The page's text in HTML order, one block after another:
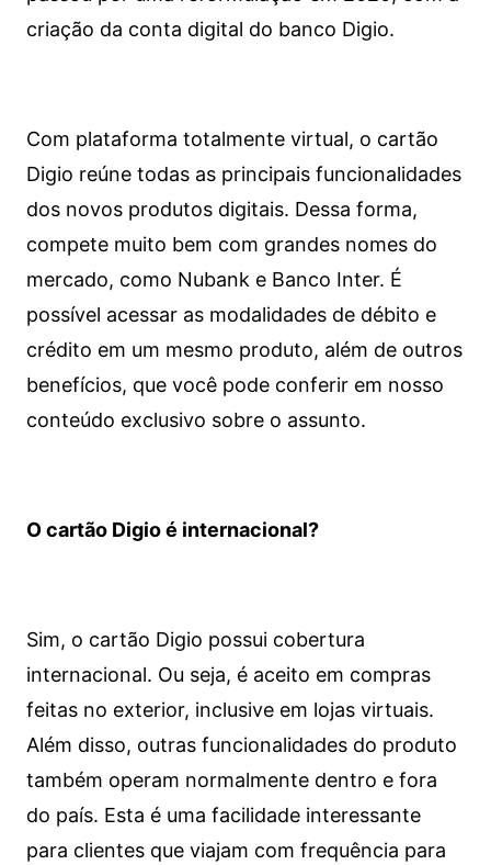
criação da conta digital do banco Digio.
Com plataforma totalmente virtual, o cartão
Digio reúne todas as principais funcionalidades
dos novos produtos digitais. Dessa forma,
compete muito bem com grandes nomes do
mercado, como Nubank e Banco Inter. É
possível acessar as modalidades de débito e
crédito em um mesmo produto, além de outros
benefícios, que você pode conferir em nosso
conteúdo exclusivo sobre o assunto.
O cartão Digio é internacional?
Sim, o cartão Digio possui cobertura
internacional. Ou seja, é aceito em compras
feitas no exterior, inclusive em lojas virtuais.
Além disso, outras funcionalidades do produto
também operam normalmente dentro e fora
do país. Esta é uma facilidade interessante
para clientes que viajam com frequência para